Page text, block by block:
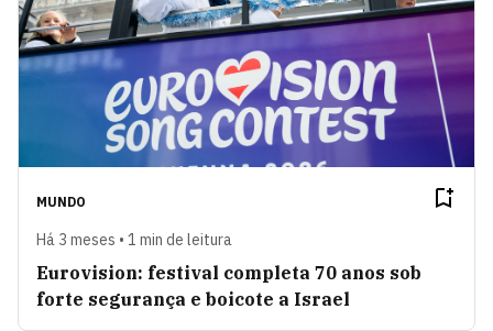
MUNDO
Há 3 meses • 1 min de leitura
Eurovision: festival completa 70 anos sob
forte segurança e boicote a Israel